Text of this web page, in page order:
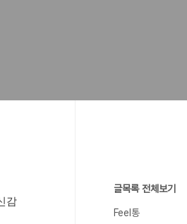
감
글목록 전체보기
Feel통